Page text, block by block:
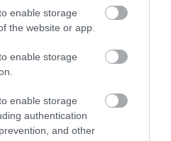
enable storage
the website or app.
enable storage
enable storage
authentication
and other
a fejét az afrikai
országában évek óta komoly
A vírust július végén talált